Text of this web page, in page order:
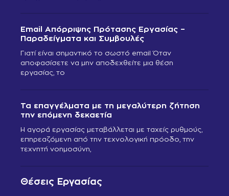
Θέσεις Εργασίας
Email Απόρριψης Πρότασης Εργασίας –
Παραδείγματα και Συμβουλές
Γιατί είναι σημαντικό το σωστό email Όταν
αποφασίσετε να μην αποδεχθείτε μια θέση
εργασίας, το
Τα επαγγέλματα με τη μεγαλύτερη ζήτηση
την επόμενη δεκαετία
Η αγορά εργασίας μεταβάλλεται με ταχείς ρυθμούς,
επηρεαζόμενη από την τεχνολογική πρόοδο, την
τεχνητή νοημοσύνη,